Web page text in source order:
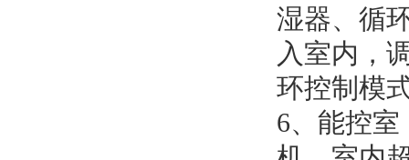
湿器、循
入室内，
环控制模
6、能控